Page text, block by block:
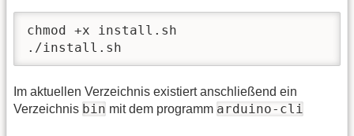
chmod +x install.sh
./install.sh
Im aktuellen Verzeichnis existiert anschließend ein
Verzeichnis bin mit dem programm arduino-cli